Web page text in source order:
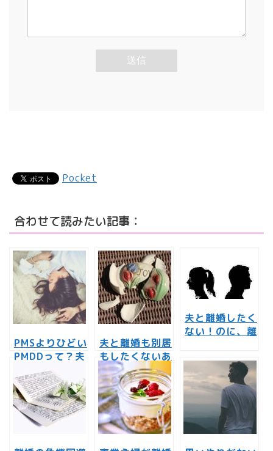
Pocket
合わせて読みたい記事：
PMSよりひどい
PMDDって？夫
が離婚したくな
るほどの症状を
どうする？
夫と離婚も別居
もしたくないあ
なたにとっての
3つの鉄則と
は？
夫と離婚したく
ない！のに、離
けない現状をさ
あ、どうする？